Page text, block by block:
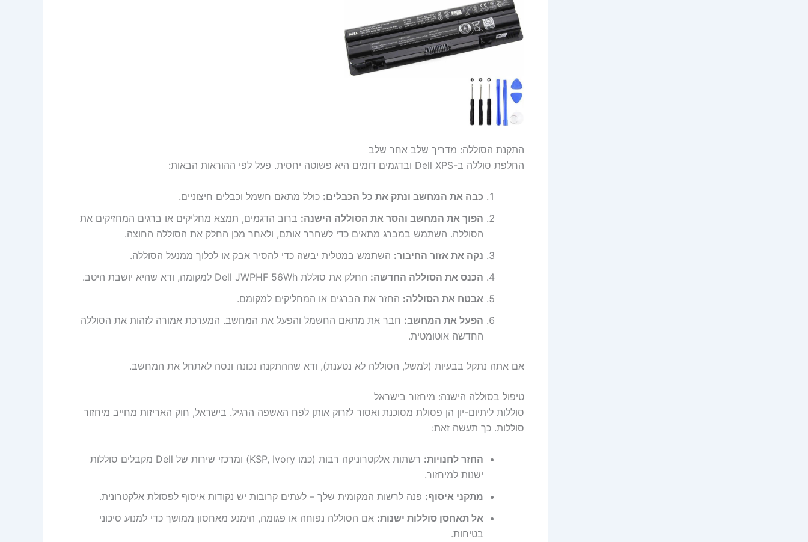
התקנת הסוללה: מדריך שלב אחר שלב
החלפת סוללה ב-Dell XPS ובדגמים דומים היא פשוטה יחסית. פעל לפי ההוראות הבאות:
כבה את המחשב ונתק את כל הכבלים: כולל מתאם חשמל וכבלים חיצוניים.
הפוך את המחשב והסר את הסוללה הישנה: ברוב הדגמים, תמצא מחליקים או ברגים המחזיקים את
הסוללה. השתמש במברג מתאים כדי לשחרר אותם, ולאחר מכן החלק את הסוללה החוצה.
נקה את אזור החיבור: השתמש במטלית יבשה כדי להסיר אבק או לכלוך ממנעל הסוללה.
הכנס את הסוללה החדשה: החלק את סוללת Dell JWPHF 56Wh למקומה, ודא שהיא יושבת היטב.
אבטח את הסוללה: החזר את הברגים או המחליקים למקומם.
הפעל את המחשב: חבר את מתאם החשמל והפעל את המחשב. המערכת אמורה לזהות את הסוללה
החדשה אוטומטית.
אם אתה נתקל בבעיות (למשל, הסוללה לא נטענת), ודא שההתקנה נכונה ונסה לאתחל את המחשב.
טיפול בסוללה הישנה: מיחזור בישראל
סוללות ליתיום-יון הן פסולת מסוכנת ואסור לזרוק אותן לפח האשפה הרגיל. בישראל, חוק האריזות מחייב מיחזור
סוללות. כך תעשה זאת:
החזר לחנויות:
רשתות אלקטרוניקה רבות (כמו KSP, Ivory) ומרכזי שירות של Dell מקבלים סוללות
ישנות למיחזור.
מתקני איסוף: פנה לרשות המקומית שלך – לעתים קרובות יש נקודות איסוף לפסולת אלקטרונית.
אל תאחסן סוללות ישנות: אם הסוללה נפוחה או פגומה, הימנע מאחסון ממושך כדי למנוע סיכוני
בטיחות.